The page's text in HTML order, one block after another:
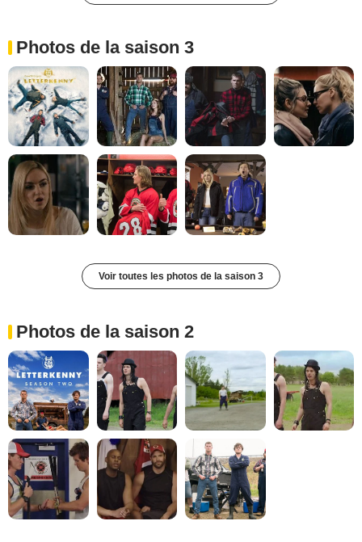
Photos de la saison 3
Voir toutes les photos de la saison 3
Photos de la saison 2